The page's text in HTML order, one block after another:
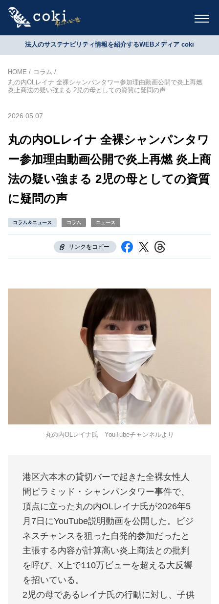
法人のサステナビリティ情報を紹介するWEBメディア coki
HOME
コラム
丸の内OLレイナ 全裸シャンパンタワー参加理由動画公開で炎上再燃
炎上商法の疑い強まる 2児の母としての資質に疑問の声
2026.05.07
丸の内OLレイナ 全裸シャンパンタワ
ー参加理由動画公開で炎上再燃 炎上商
法の疑い強まる 2児の母としての資質
に疑問の声
コラム＆ニュース コラム ニュース
リンクをコピー
丸の内OLレイナ氏 YouTubeチャンネルより
港区六本木の貸切バーで起きた全裸女性人
間ピラミッド・シャンパンタワー事件で、
頂点に立った丸の内OLレイナ氏が2026年5
月7日にYouTube説明動画を公開した。ビジ
ネスチャンスを狙った自発的参加だったと
主張する内容が計算高い炎上商法との批判
を呼び、X上で110万ビューを超える大反響
を招いている。
2児の母であるレイナ氏の行動に対し、子供